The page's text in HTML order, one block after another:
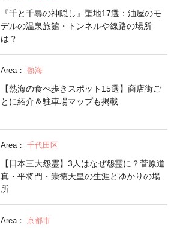
『千と千尋の神隠し』聖地17選：油屋のモ
デルの温泉旅館・トンネルや線路の場所
は？
Area： 熱海
【熱海の食べ歩きスポット15選】商店街ご
とに紹介＆駐車場マップも掲載
Area： 千代田区
【日本三大怨霊】3人はなぜ怨霊に？菅原道
真・平将門・崇徳天皇の生涯とゆかりの場
所
Area： 京都市